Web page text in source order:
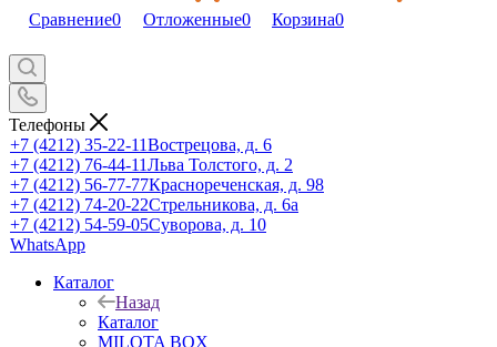
Сравнение0 Отложенные0 Корзина0
Телефоны
+7 (4212) 35-22-11Вострецова, д. 6
+7 (4212) 76-44-11Льва Толстого, д. 2
+7 (4212) 56-77-77Краснореченская, д. 98
+7 (4212) 74-20-22Стрельникова, д. 6а
+7 (4212) 54-59-05Суворова, д. 10
WhatsApp
Каталог
Назад
Каталог
MILOTA BOX